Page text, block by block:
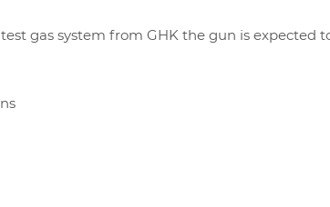
gas system from GHK the gun is expected